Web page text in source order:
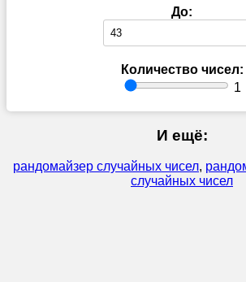
До:
Количество чисел:
1
И ещё:
рандомайзер случайных чисел,
случайных чисел